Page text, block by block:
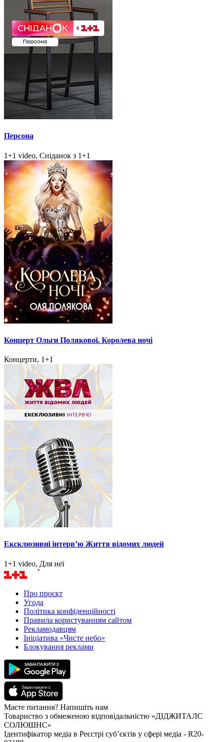
Персона
1+1 video, Сніданок з 1+1
Концерт Ольги Полякової. Королева ночі
Концерти, 1+1
Ексклюзивні інтерв’ю Життя відомих людей
1+1 video, Для неї
Про проєкт
Угода
Політика конфіденційності
Правила користуванням сайтом
Рекламодавцям
Ініціатива «Чисте небо»
Блокування реклами
Маєте питання? Напишіть нам
Товариство з обмеженою відповідальністю «ДІДЖИТАЛС
СОЛЮШНС»
Ідентифікатор медіа в Реєстрі суб’єктів у сфері медіа - R20-